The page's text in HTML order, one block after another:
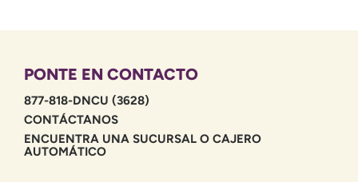
PONTE EN CONTACTO
877-818-DNCU (3628)
CONTÁCTANOS
ENCUENTRA UNA SUCURSAL O CAJERO
AUTOMÁTICO